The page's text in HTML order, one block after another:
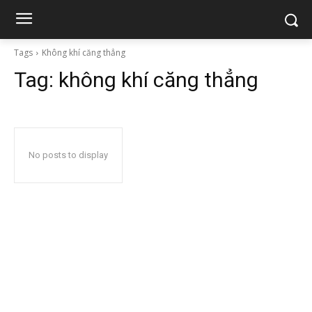
Tags Không khí căng thẳng
Tag: không khí căng thẳng
No posts to display